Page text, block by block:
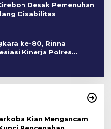
Desak Pemenuhan
Disabilitas
ke-80, Rinna
Kinerja Polres
Kian Mengancam,